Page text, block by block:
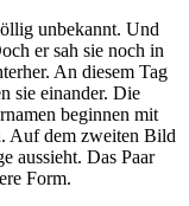
unbekannt. Und
er sah sie noch in
An diesem Tag
sie einander. Die
beginnen mit
Auf dem zweiten Bild
aussieht. Das Paar
Form.